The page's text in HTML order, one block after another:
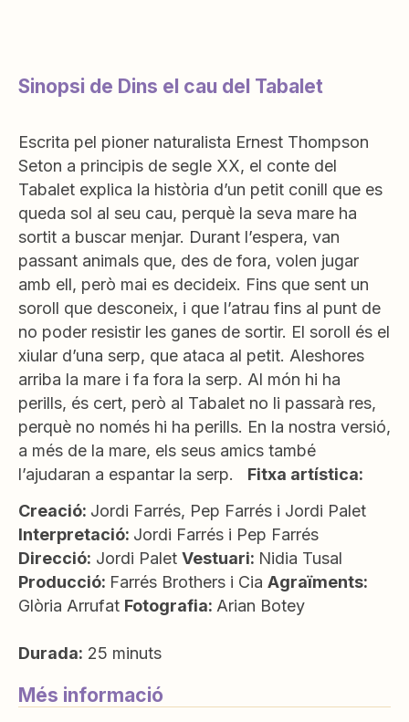
Sinopsi de Dins el cau del Tabalet
Escrita pel pioner naturalista Ernest Thompson
Seton a principis de segle XX, el conte del
Tabalet explica la història d’un petit conill que es
queda sol al seu cau, perquè la seva mare ha
sortit a buscar menjar. Durant l’espera, van
passant animals que, des de fora, volen jugar
amb ell, però mai es decideix. Fins que sent un
soroll que desconeix, i que l’atrau fins al punt de
no poder resistir les ganes de sortir. El soroll és el
xiular d’una serp, que ataca al petit. Aleshores
arriba la mare i fa fora la serp. Al món hi ha
perills, és cert, però al Tabalet no li passarà res,
perquè no només hi ha perills. En la nostra versió,
a més de la mare, els seus amics també
l’ajudaran a espantar la serp. Fitxa artística:
Creació: Jordi Farrés, Pep Farrés i Jordi Palet
Interpretació: Jordi Farrés i Pep Farrés
Direcció: Jordi Palet Vestuari: Nidia Tusal
Producció: Farrés Brothers i Cia Agraïments:
Glòria Arrufat Fotografia: Arian Botey
Durada: 25 minuts
Més informació